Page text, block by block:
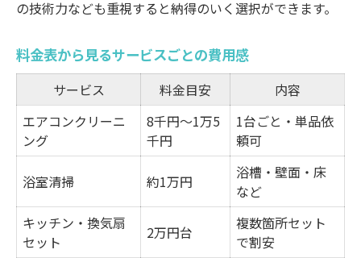
の技術力なども重視すると納得のいく選択ができます。
料金表から見るサービスごとの費用感
サービス 料金目安
内容
エアコンクリーニ
ング
8千円～1万5
千円
1台ごと・単品依
頼可
浴室清掃 約1万円
浴槽・壁面・床
など
キッチン・換気扇
セット
2万円台
複数箇所セット
で割安